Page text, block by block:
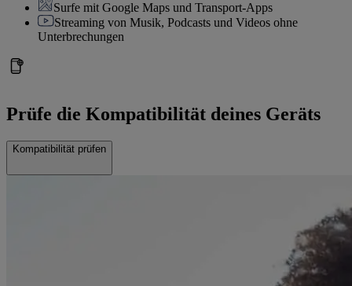
Surfe mit Google Maps und Transport-Apps
Streaming von Musik, Podcasts und Videos ohne
Unterbrechungen
Prüfe die Kompatibilität deines Geräts
Kompatibilität prüfen